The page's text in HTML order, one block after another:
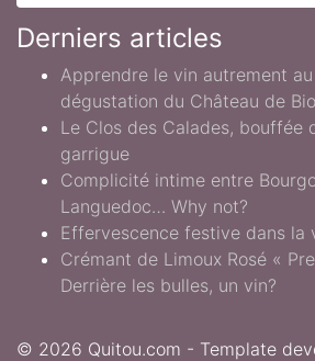
Derniers articles
Apprendre le vin autrement
dégustation du Château de
Le Clos des Calades, bouffée
garrigue
Complicité intime entre
Languedoc… Why not?
Effervescence festive dans la
Crémant de Limoux Rosé «
Derrière les bulles, un vin?
© 2026 Quitou.com - Template